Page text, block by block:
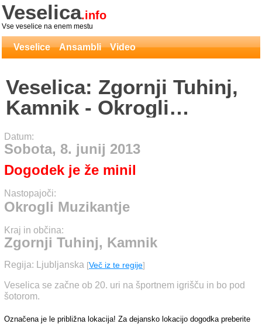
Veselica.info
Vse veselice na enem mestu
Veselice Ansambli Video
Veselica: Zgornji Tuhinj,
Kamnik - Okrogli
Muzikantje
Datum:
Sobota, 8. junij 2013
Dogodek je že minil
Nastopajoči:
Okrogli Muzikantje
Kraj in občina:
Zgornji Tuhinj, Kamnik
Regija: Ljubljanska [Več iz te regije]
Veselica se začne ob 20. uri na športnem igrišču in bo pod
šotorom.
Označena je le približna lokacija! Za dejansko lokacijo dogodka preberite